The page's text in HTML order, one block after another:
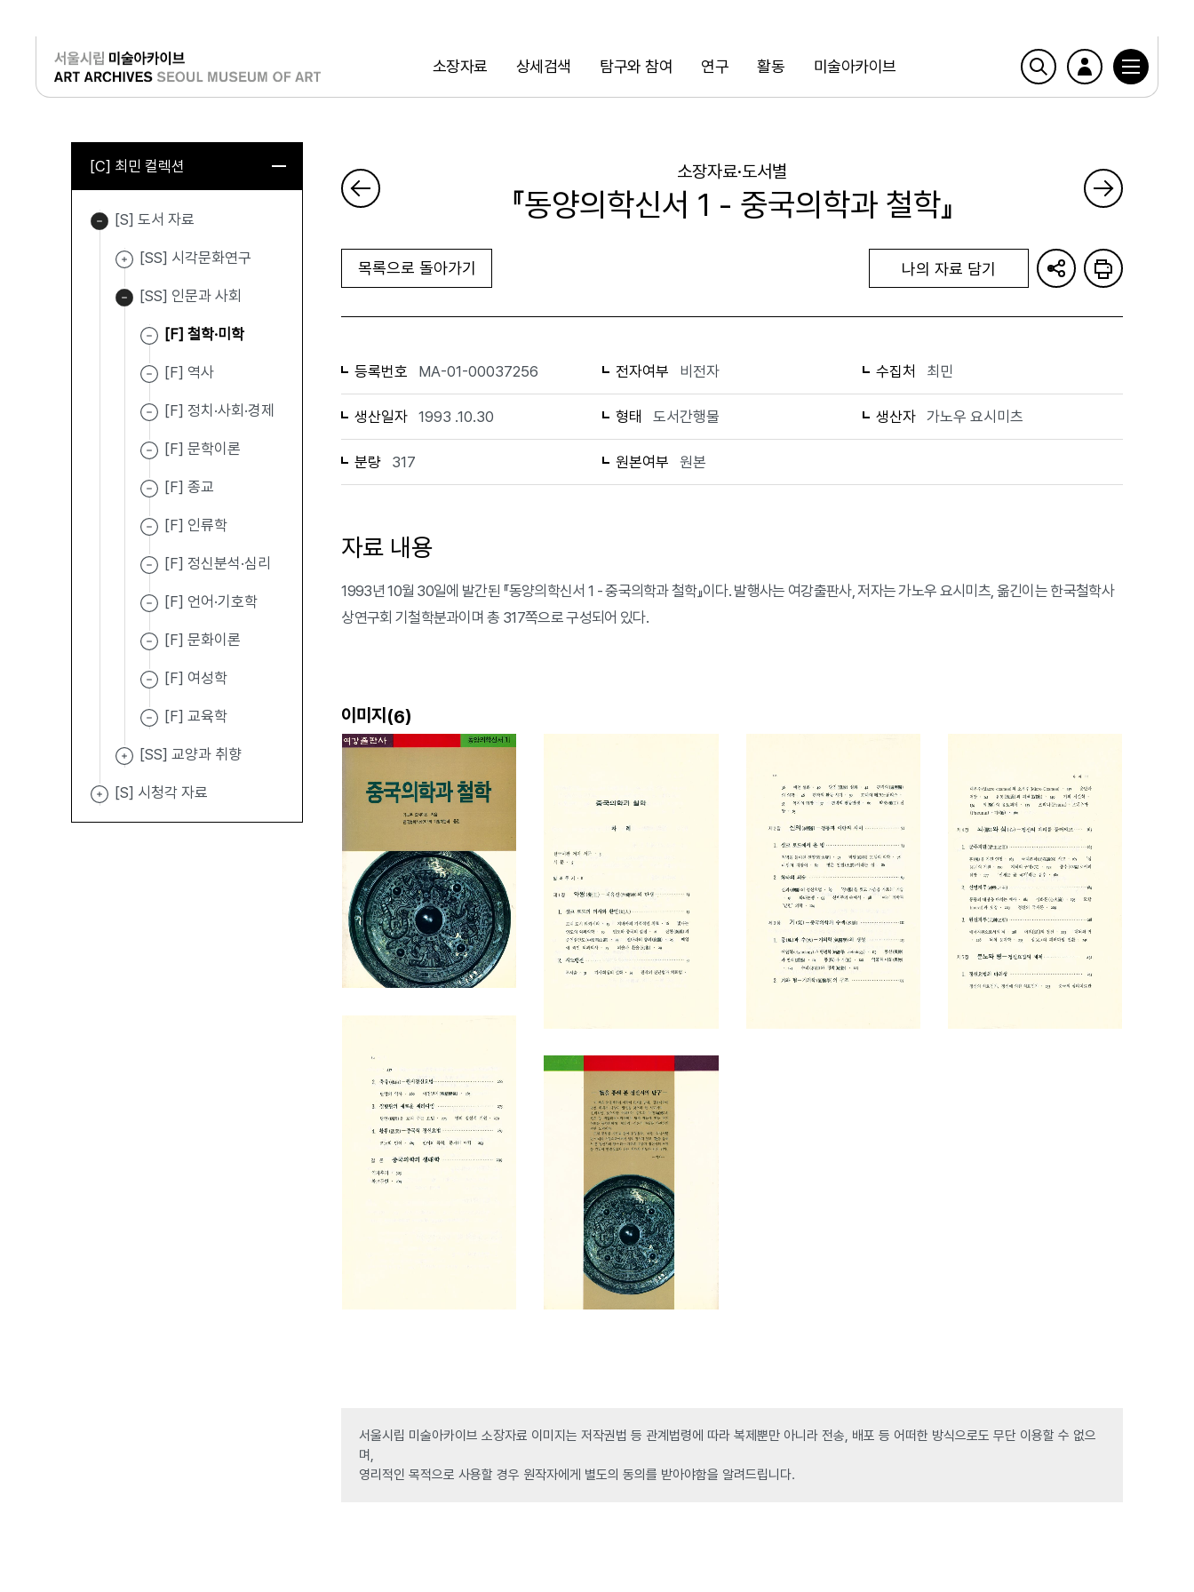
소장자료 상세검색 탐구와 참여 연구 활동 미술아카이브
검색
로그인
[C] 최민 컬렉션
[S] 도서 자료
[SS] 시각문화연구
[SS] 인문과 사회
[F] 철학·미학
[F] 역사
[F] 정치·사회·경제
[F] 문학이론
[F] 종교
[F] 인류학
[F] 정신분석·심리
[F] 언어·기호학
[F] 문화이론
[F] 여성학
[F] 교육학
[SS] 교양과 취향
[S] 시청각 자료
소장자료·도서별
『동양의학신서 1 - 중국의학과 철학』
목록으로 돌아가기 나의 자료 담기
등록번호 MA-01-00037256 전자여부 비전자 수집처 최민
생산일자 1993 .10.30 형태 도서간행물 생산자 가노우 요시미츠
분량 317 원본여부 원본
자료 내용
1993년 10월 30일에 발간된 『동양의학신서 1 - 중국의학과 철학』이다. 발행사는 여강출판사, 저자는 가노우 요시미츠, 옮긴이는 한국철학사
상연구회 기철학분과이며 총 317쪽으로 구성되어 있다.
이미지(6)
서울시립 미술아카이브 소장자료 이미지는 저작권법 등 관계법령에 따라 복제뿐만 아니라 전송, 배포 등 어떠한 방식으로도 무단 이용할 수 없으
며,
영리적인 목적으로 사용할 경우 원작자에게 별도의 동의를 받아야함을 알려드립니다.